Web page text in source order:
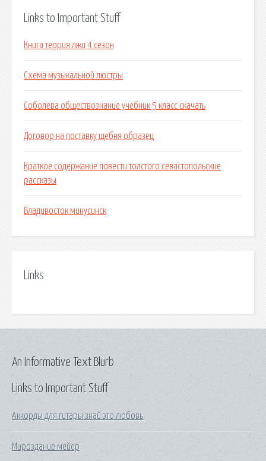
Links to Important Stuff
Книга теория лжи 4 сезон
Схема музыкальной люстры
Соболева обществознание учебник 5 класс скачать
Договор на поставку щебня образец
Краткое содержание повести толстого севастопольские
рассказы
Владивосток минусинск
Links
Links to Important Stuff
Аккорды для гитары знай это любовь
Мироздание мейер
An Informative Text Blurb